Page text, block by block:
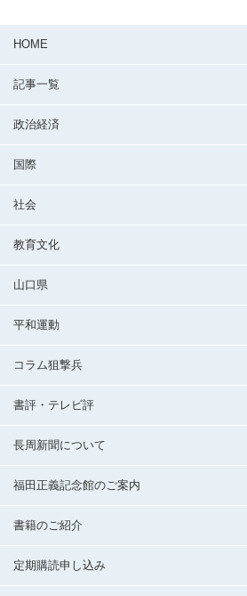
HOME
記事一覧
政治経済
国際
社会
教育文化
山口県
平和運動
コラム狙撃兵
書評・テレビ評
長周新聞について
福田正義記念館のご案内
書籍のご紹介
定期購読申し込み